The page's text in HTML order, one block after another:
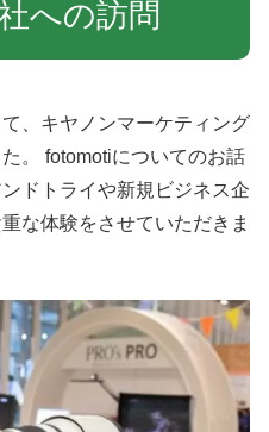
への訪問
、キヤノンマーケティング
。 fotomotiについてのお話
ドトライや新規ビジネス企
な体験をさせていただきま